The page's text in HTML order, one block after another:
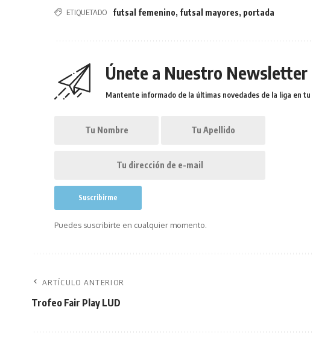
ETIQUETADO futsal femenino, futsal mayores, portada
Únete a Nuestro Newsletter
Mantente informado de la últimas novedades de la liga en
Puedes suscribirte en cualquier momento.
ARTÍCULO ANTERIOR
Trofeo Fair Play LUD